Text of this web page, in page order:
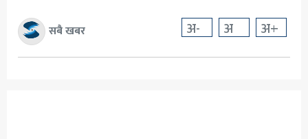
मनोरञ्जनसबै खबर अ- अ अ+